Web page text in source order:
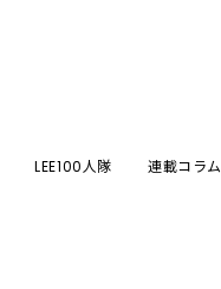
LEE100人隊 連載コラム